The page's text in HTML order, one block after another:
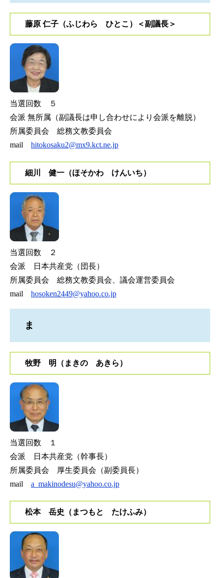
藤原 仁子（ふじわら ひとこ）＜副議長＞
当選回数 ５
会派 無所属（副議長は申し合わせにより会派を離脱）
所属委員会 総務文教委員会
mail hitokosaku2@mx9.kct.ne.jp
細川 健一（ほそかわ けんいち）
当選回数 ２
会派 日本共産党（団長）
所属委員会 総務文教委員会、議会運営委員会
mail hosoken2449@yahoo.co.jp
ま
牧野 明（まきの あきら）
当選回数 １
会派 日本共産党（幹事長）
所属委員会 厚生委員会（副委員長）
mail a_makinodesu@yahoo.co.jp
松本 岳史（まつもと たけふみ）